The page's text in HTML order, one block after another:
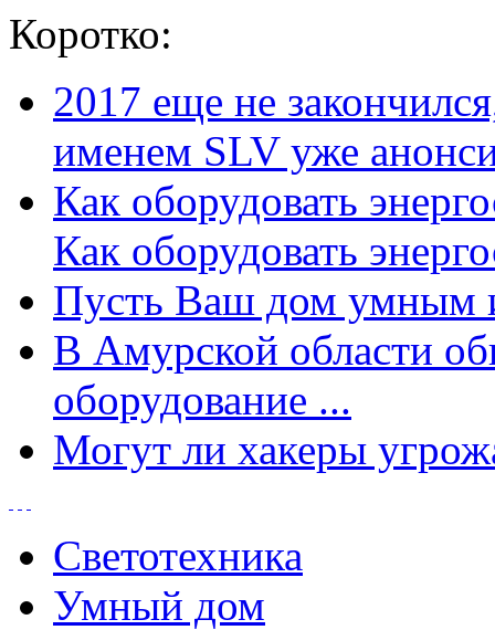
Коротко:
2017 еще не
именем SLV уже
Как оборудовать
Как оборудовать
Пусть Ваш дом умным
В Амурской области
оборудование ...
Могут ли хакеры
Светотехника
Умный дом